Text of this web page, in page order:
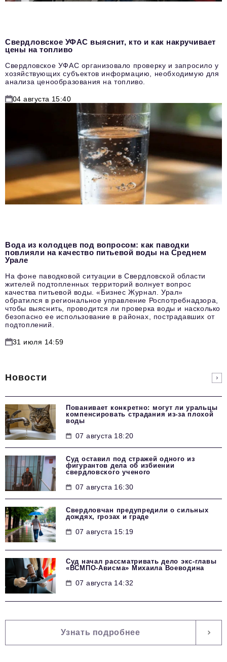
Свердловское УФАС выяснит, кто и как накручивает
цены на топливо
Свердловское УФАС организовало проверку и запросило у
хозяйствующих субъектов информацию, необходимую для
анализа ценообразования на топливо.
04 августа 15:40
Вода из колодцев под вопросом: как паводки
повлияли на качество питьевой воды на Среднем
Урале
На фоне паводковой ситуации в Свердловской области
жителей подтопленных территорий волнует вопрос
качества питьевой воды. «Бизнес Журнал. Урал»
обратился в региональное управление Роспотребнадзора,
чтобы выяснить, проводится ли проверка воды и насколько
безопасно ее использование в районах, пострадавших от
подтоплений.
31 июля 14:59
Новости
Пованивает конкретно: могут ли уральцы
компенсировать страдания из-за плохой
воды
07 августа 18:20
Суд оставил под стражей одного из
фигурантов дела об избиении
свердловского ученого
07 августа 16:30
Свердловчан предупредили о сильных
дождях, грозах и граде
07 августа 15:19
Суд начал рассматривать дело экс-главы
«ВСМПО-Ависма» Михаила Воеводина
07 августа 14:32
Узнать подробнее